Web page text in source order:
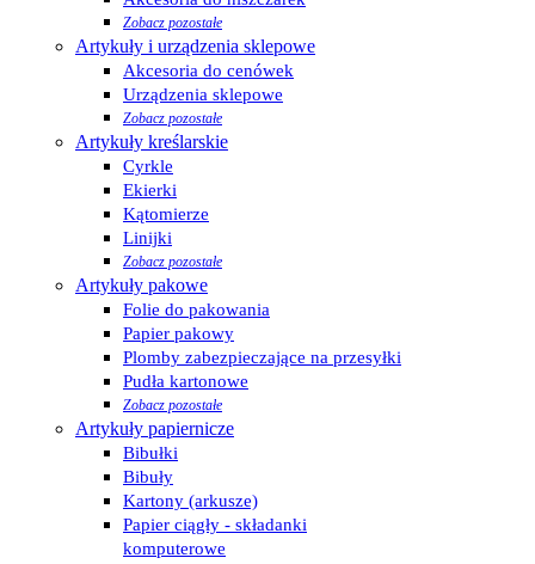
Zobacz pozostałe
Artykuły i urządzenia sklepowe
Akcesoria do cenówek
Urządzenia sklepowe
Zobacz pozostałe
Artykuły kreślarskie
Cyrkle
Ekierki
Kątomierze
Linijki
Zobacz pozostałe
Artykuły pakowe
Folie do pakowania
Papier pakowy
Plomby zabezpieczające na przesyłki
Pudła kartonowe
Zobacz pozostałe
Artykuły papiernicze
Bibułki
Bibuły
Kartony (arkusze)
Papier ciągły - składanki
komputerowe